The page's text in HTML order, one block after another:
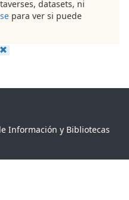
datasets, ni
para ver si puede
Información y Bibliotecas